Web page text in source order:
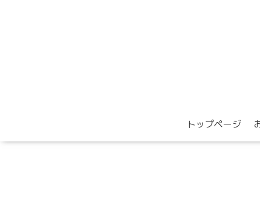
トップページ